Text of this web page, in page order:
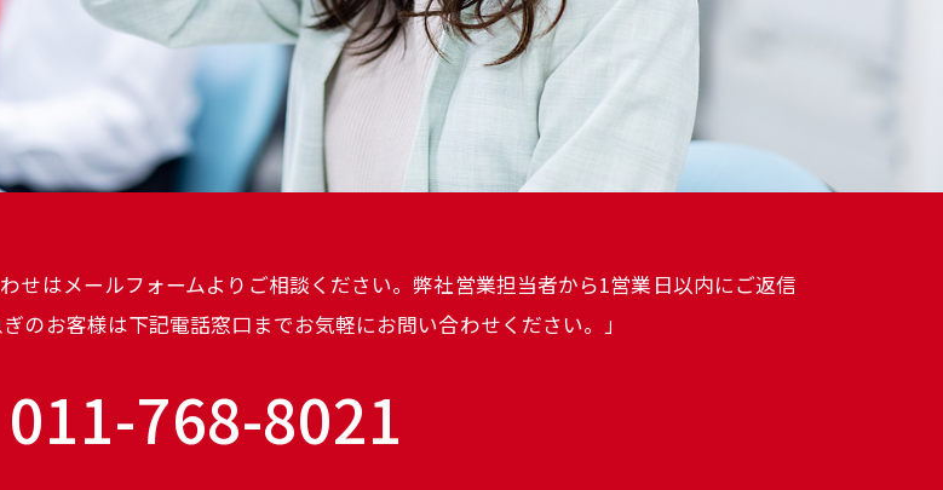
せはメールフォームよりご相談ください。弊社営業担当者から1営業日以内にご返信
のお客様は下記電話窓口までお気軽にお問い合わせください。」
011-768-8021